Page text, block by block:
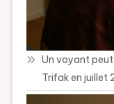
Un voyant
Trifak en juillet